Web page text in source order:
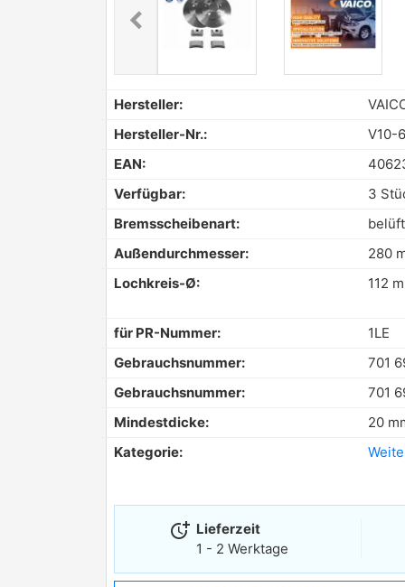
chevron_leftPrevious
Hersteller:
Hersteller-Nr.:
V10-
EAN:
Verfügbar:
3
Bremsscheibenart:
Außendurchmesser:
280
Lochkreis-Ø:
112
für PR-Nummer: 1LE
Gebrauchsnummer:
701
Gebrauchsnummer:
701
Mindestdicke:
20
Kategorie:
more_time Lieferzeit
1 - 2 Werktage